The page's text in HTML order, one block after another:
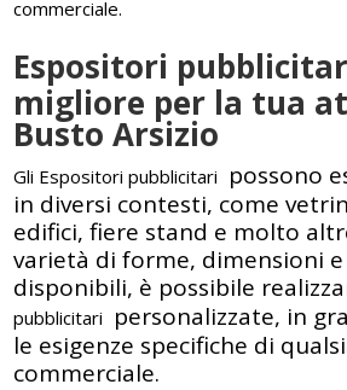
commerciale.
Espositori
migliore per la tua
Busto Arsizio
Gli Espositori pubblicitari possono
in diversi contesti, come
edifici, fiere stand e molto
varietà di forme, dimensioni
disponibili, è possibile
pubblicitari personalizzate, in
le esigenze specifiche di
commerciale.